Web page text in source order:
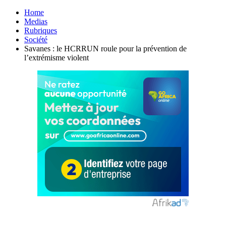
Home
Medias
Rubriques
Société
Savanes : le HCRRUN roule pour la prévention de
l’extrémisme violent